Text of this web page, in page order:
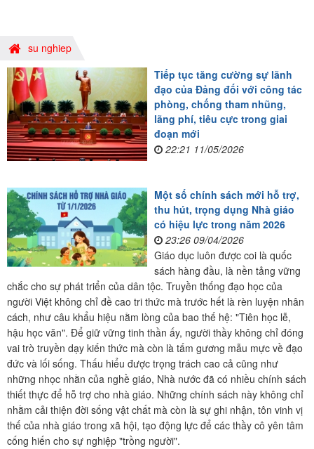
su nghiep
Tiếp tục tăng cường sự lãnh
đạo của Đảng đối với công tác
phòng, chống tham nhũng,
lãng phí, tiêu cực trong giai
đoạn mới
22:21 11/05/2026
Một số chính sách mới hỗ trợ,
thu hút, trọng dụng Nhà giáo
có hiệu lực trong năm 2026
23:26 09/04/2026
Giáo dục luôn được coi là quốc
sách hàng đầu, là nền tảng vững
chắc cho sự phát triển của dân tộc. Truyền thống đạo học của
người Việt không chỉ đề cao tri thức mà trước hết là rèn luyện nhân
cách, như câu khẩu hiệu nằm lòng của bao thế hệ: "Tiên học lễ,
hậu học văn". Để giữ vững tinh thần ấy, người thầy không chỉ đóng
vai trò truyền dạy kiến thức mà còn là tấm gương mẫu mực về đạo
đức và lối sống. Thấu hiểu được trọng trách cao cả cũng như
những nhọc nhằn của nghề giáo, Nhà nước đã có nhiều chính sách
thiết thực để hỗ trợ cho nhà giáo. Những chính sách này không chỉ
nhằm cải thiện đời sống vật chất mà còn là sự ghi nhận, tôn vinh vị
thế của nhà giáo trong xã hội, tạo động lực để các thầy cô yên tâm
cống hiến cho sự nghiệp "trồng người".